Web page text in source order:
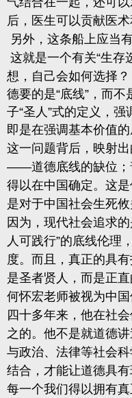
后，医生可以贡献医术
另外，这条船上应当
这就是一个有关“生存
想，自己会如何选择？
德要的是“底线”，而不
子“圣人”式的定义，
即是在强调基本价值的
这一问题背后，映射
——道德底线的缺位；
得以在中国确定。这
是对于中国社会生死攸
因为，现代社会追求
人可践行”的底线伦理
度。而且， 真正的具
是圣者贤人，而是正
何怀宏老师被视为中
四十多年来，他在社
之的。他不是就道德
与政治、法律等社会
结合，才能让道德具
每一个我们得以拥有真